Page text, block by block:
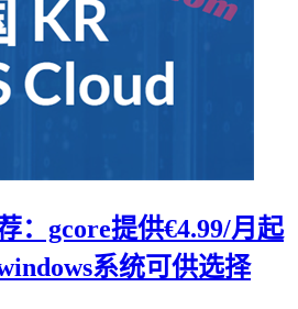
：gcore提供€4.99/月起
系统可供选择